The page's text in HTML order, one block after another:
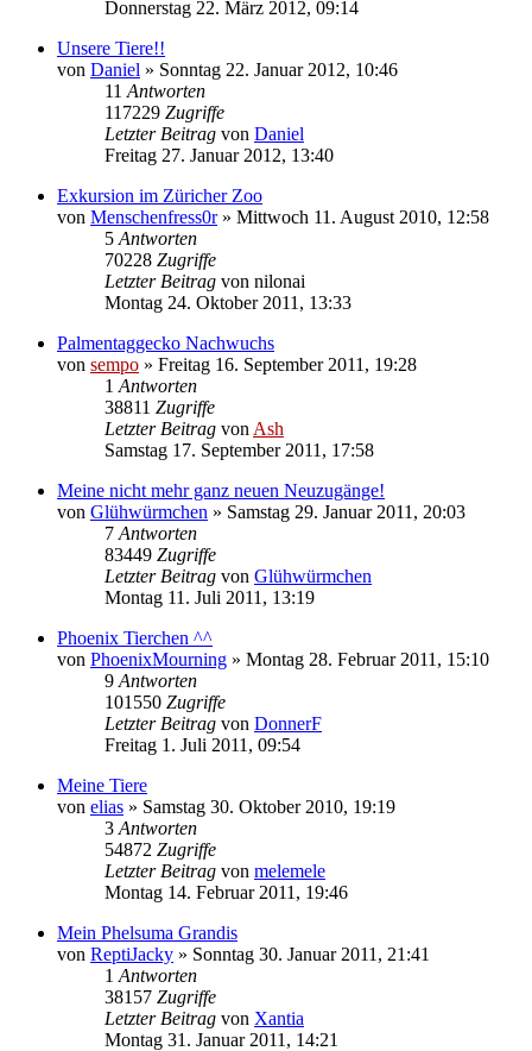
Donnerstag 22. März 2012, 09:14
Unsere Tiere!!
von Daniel » Sonntag 22. Januar 2012, 10:46
11 Antworten
117229 Zugriffe
Letzter Beitrag von Daniel
Freitag 27. Januar 2012, 13:40
Exkursion im Züricher Zoo
von Menschenfress0r» Mittwoch 11. August 2010, 12:58
5 Antworten
70228 Zugriffe
Letzter Beitrag von nilonai
Montag 24. Oktober 2011, 13:33
Palmentaggecko Nachwuchs
von sempo » Freitag 16. September 2011, 19:28
1 Antworten
38811 Zugriffe
Letzter Beitrag von Ash
Samstag 17. September 2011, 17:58
Meine nicht mehr ganz neuen Neuzugänge!
von Glühwürmchen » Samstag 29. Januar 2011, 20:03
7 Antworten
83449 Zugriffe
Letzter Beitrag von Glühwürmchen
Montag 11. Juli 2011, 13:19
Phoenix Tierchen ^^
von PhoenixMourning » Montag 28. Februar 2011, 15:10
9 Antworten
101550 Zugriffe
Letzter Beitrag von DonnerF
Freitag 1. Juli 2011, 09:54
Meine Tiere
von elias » Samstag 30. Oktober 2010, 19:19
3 Antworten
54872 Zugriffe
Letzter Beitrag von melemele
Montag 14. Februar 2011, 19:46
Mein Phelsuma Grandis
von ReptiJacky » Sonntag 30. Januar 2011, 21:41
1 Antworten
38157 Zugriffe
Letzter Beitrag von Xantia
Montag 31. Januar 2011, 14:21